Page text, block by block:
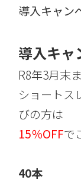
導入キャン
導入キャ
R8年3月末
ショートス
びの方は
15％OFFで
40本